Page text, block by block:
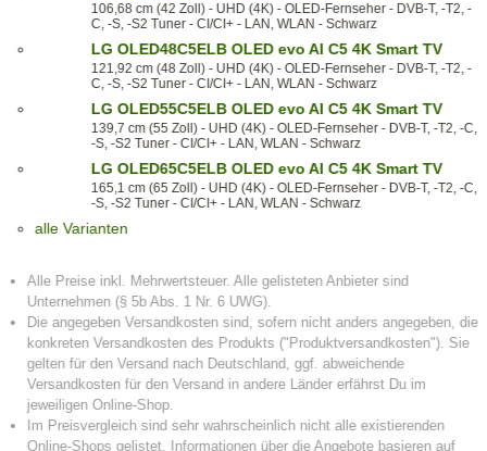
106,68 cm (42 Zoll) - UHD (4K) - OLED-Fernseher - DVB-T, -T2, -
C, -S, -S2 Tuner - CI/CI+ - LAN, WLAN - Schwarz
LG OLED48C5ELB OLED evo AI C5 4K Smart TV
121,92 cm (48 Zoll) - UHD (4K) - OLED-Fernseher - DVB-T, -T2, -
C, -S, -S2 Tuner - CI/CI+ - LAN, WLAN - Schwarz
LG OLED55C5ELB OLED evo AI C5 4K Smart TV
139,7 cm (55 Zoll) - UHD (4K) - OLED-Fernseher - DVB-T, -T2, -C,
-S, -S2 Tuner - CI/CI+ - LAN, WLAN - Schwarz
LG OLED65C5ELB OLED evo AI C5 4K Smart TV
165,1 cm (65 Zoll) - UHD (4K) - OLED-Fernseher - DVB-T, -T2, -C,
-S, -S2 Tuner - CI/CI+ - LAN, WLAN - Schwarz
alle Varianten